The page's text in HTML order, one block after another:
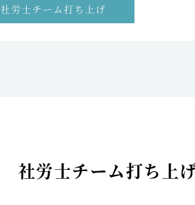
社労士チーム打ち上げ
社労士チーム打ち上